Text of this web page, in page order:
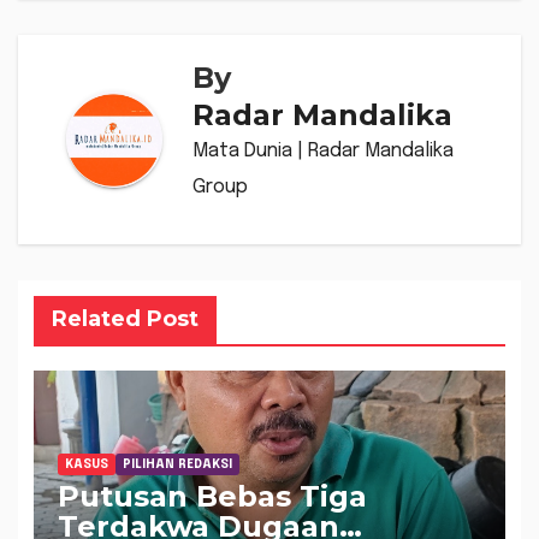
By
Radar Mandalika
Mata Dunia | Radar Mandalika
Group
Related Post
KASUS PILIHAN REDAKSI
Putusan Bebas Tiga
Terdakwa Dugaan